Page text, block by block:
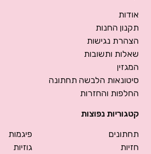
אודות
תקנון החנות
הצהרת נגישות
שאלות ותשובות
המגזין
סיטונאות הלבשה תחתונה
החלפות והחזרות
קטגוריות נפוצות
תחתונים
חזיות
פיגמות
גוזיות